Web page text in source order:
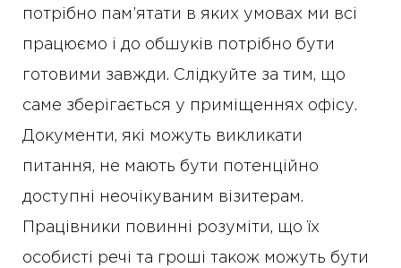
потрібно пам’ятати в яких умовах ми всі
працюємо і до обшуків потрібно бути
готовими завжди. Слідкуйте за тим, що
саме зберігається у приміщеннях офісу.
Документи, які можуть викликати
питання, не мають бути потенційно
доступні неочікуваним візитерам.
Працівники повинні розуміти, що їх
особисті речі та гроші також можуть бути